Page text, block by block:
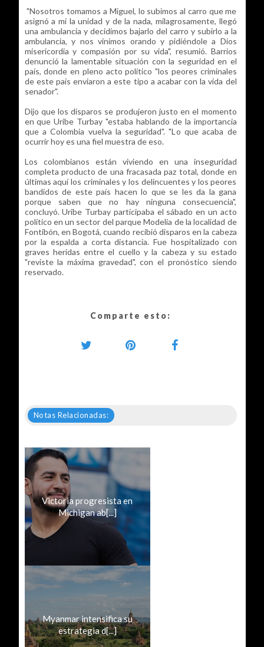
"Nosotros tomamos a Miguel, lo subimos al carro que me
asignó a mí la unidad y de la nada, milagrosamente, llegó
una ambulancia y decidimos bajarlo del carro y subirlo a la
ambulancia, y nos vinimos orando y pidiéndole a Dios
misericordia y compasión por su vida", resumió. Barrios
denunció la lamentable situación con la seguridad en el
país, donde en pleno acto político "los peores criminales
de este país enviaron a este tipo a acabar con la vida del
senador".
Dijo que los disparos se produjeron justo en el momento
en que Uribe Turbay "estaba hablando de la importancia
que a Colombia vuelva la seguridad". "Lo que acaba de
ocurrir hoy es una fiel muestra de eso.
Los colombianos están viviendo en una inseguridad
completa producto de una fracasada paz total, donde en
últimas aquí los criminales y los delincuentes y los peores
bandidos de este país hacen lo que se les da la gana
porque saben que no hay ninguna consecuencia",
concluyó. Uribe Turbay participaba el sábado en un acto
político en un sector del parque Modelia de la localidad de
Fontibón, en Bogotá, cuando recibió disparos en la cabeza
por la espalda a corta distancia. Fue hospitalizado con
graves heridas entre el cuello y la cabeza y su estado
"reviste la máxima gravedad", con el pronóstico siendo
reservado.
Comparte esto:
Notas Relacionadas:
Victoria progresista en
Michigan ab[...]
Myanmar intensifica su
estrategia d[...]